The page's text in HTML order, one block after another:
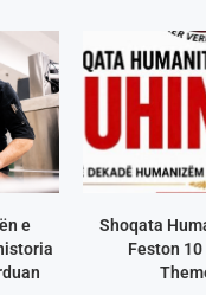
e
Shoqata
Feston